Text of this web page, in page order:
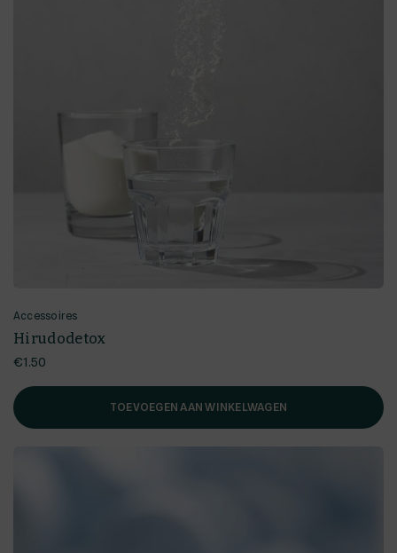
Accessoires
Hirudodetox
€1.50
TOEVOEGEN AAN WINKELWAGEN